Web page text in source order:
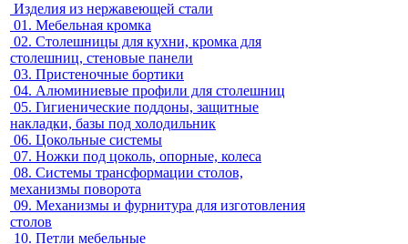
Изделия из нержавеющей стали
01. Мебельная кромка
02. Столешницы для кухни, кромка для
столешниц, стеновые панели
03. Пристеночные бортики
04. Алюминиевые профили для столешниц
05. Гигиенические поддоны, защитные
накладки, базы под холодильник
06. Цокольные системы
07. Ножки под цоколь, опорные, колеса
08. Системы трансформации столов,
механизмы поворота
09. Механизмы и фурнитура для изготовления
столов
10. Петли мебельные